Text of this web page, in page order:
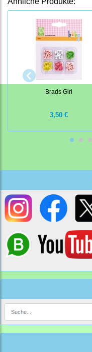
Brads Girl
3,50 €